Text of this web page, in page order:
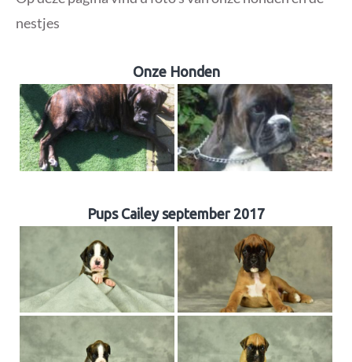
nestjes
Onze Honden
Pups Cailey september 2017